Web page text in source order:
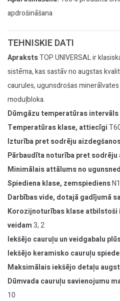
apdrošināšana
TEHNISKIE DATI
AprakstsTOP UNIVERSAL ir
sistēma, kas sastāv no augstas
caurules, ugunsdrošas
moduļbloka.
Dūmgāzu temperatūras intervāls
Temperatūras klase, attiecīgi
Izturība pret sodrēju
Pārbaudīta noturība pret sodrēju
Minimālais attālums no
Spiediena klase, zemspiediensN1
Darbības vide, dotajā gadījumā
Korozijnoturības klase
veidam3, 2
Iekšējo cauruļu un veidgabalu
Iekšējo keramisko cauruļu
Maksimālais iekšējo detaļu
Dūmvada cauruļu savienojumu
10